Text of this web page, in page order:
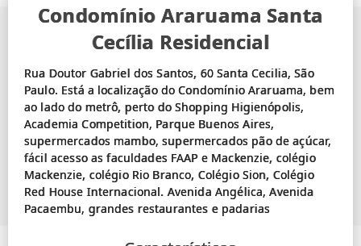
Condomínio Araruama Santa
Cecília Residencial
Rua Doutor Gabriel dos Santos, 60 Santa Cecilia, São
Paulo. Está a localização do Condomínio Araruama, bem
ao lado do metrô, perto do Shopping Higienópolis,
Academia Competition, Parque Buenos Aires,
supermercados mambo, supermercados pão de açúcar,
fácil acesso as faculdades FAAP e Mackenzie, colégio
Mackenzie, colégio Rio Branco, Colégio Sion, Colégio
Red House Internacional. Avenida Angélica, Avenida